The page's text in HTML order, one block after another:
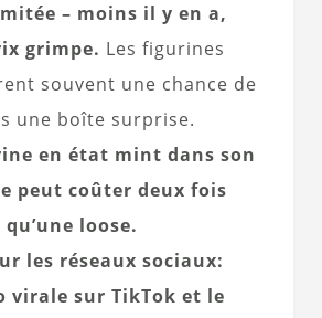
– moins il y en a,
grimpe. Les figurines
souvent une chance de
une boîte surprise.
en état mint dans son
peut coûter deux fois
loose.
les réseaux sociaux:
virale sur TikTok et le